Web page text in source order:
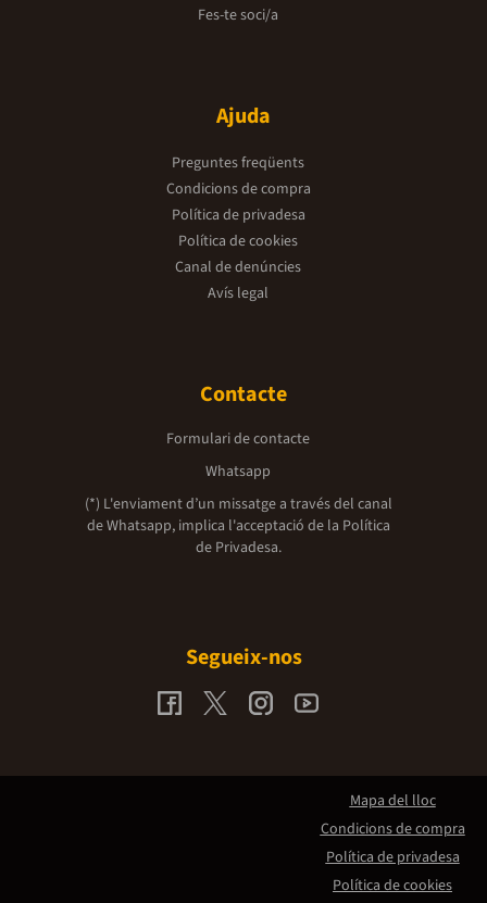
Fes-te soci/a
Ajuda
Preguntes freqüents
Condicions de compra
Política de privadesa
Política de cookies
Canal de denúncies
Avís legal
Contacte
Formulari de contacte
Whatsapp
(*) L'enviament d’un missatge a través del canal
de Whatsapp, implica l'acceptació de la Política
de Privadesa.
Segueix-nos
Mapa del lloc
Condicions de compra
Política de privadesa
Política de cookies